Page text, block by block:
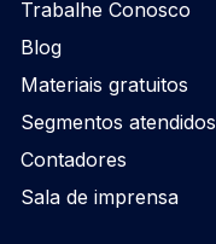
Trabalhe Conosco
Blog
Materiais gratuitos
Segmentos atendidos
Contadores
Sala de imprensa